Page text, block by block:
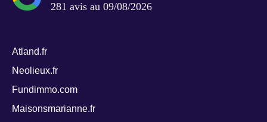
281 avis au 09/08/2026
Atland.fr
Neolieux.fr
Fundimmo.com
Maisonsmarianne.fr